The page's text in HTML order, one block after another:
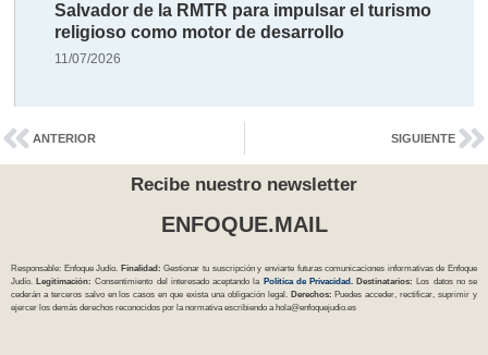
Salvador de la RMTR para impulsar el turismo
religioso como motor de desarrollo
11/07/2026
ANTERIOR SIGUIENTE
Recibe nuestro newsletter
ENFOQUE.MAIL
Responsable: Enfoque Judío. Finalidad: Gestionar tu suscripción y enviarte futuras comunicaciones informativas de Enfoque
Judío.
Legitimación: Consentimiento del interesado aceptando la Política de Privacidad Destinatarios:
Los datos no se
cederán a terceros salvo en los casos en que exista una obligación legal.
Derechos: Puedes acceder, rectificar, suprimir y
ejercer los demás derechos reconocidos por la normativa escribiendo a hola@enfoquejudio.es